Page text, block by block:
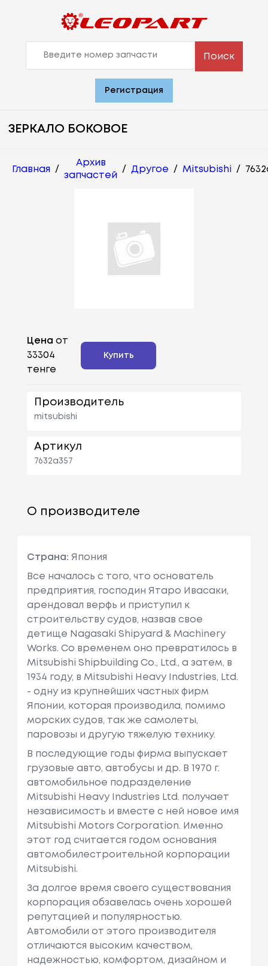
Поиск
Регистрация
ЗЕРКАЛО БОКОВОЕ
Главная /
Архив
запчастей
/ Другое / Mitsubishi /
Цена от
33304
тенге
Купить
Производитель
mitsubishi
Артикул
7632a357
О производителе
Страна: Япония
Все началось с того, что основатель
предприятия, господин Ятаро Ивасаки,
арендовал верфь и приступил к
строительству судов, назвав свое
детище Nagasaki Shipyard & Machinery
Works. Со временем оно превратилось в
Mitsubishi Shipbuilding Co., Ltd., а затем, в
1934 году, в Mitsubishi Heavy Industries, Ltd.
- одну из крупнейших частных фирм
Японии, которая производила, помимо
морских судов, так же самолеты,
паровозы и другую тяжелую технику.
В последующие годы фирма выпускает
грузовые авто, автобусы и др. В 1970 г.
автомобильное подразделение
Mitsubishi Heavy Industries Ltd. получает
независимость и вместе с ней новое имя
Mitsubishi Motors Corporation. Именно
этот год считается годом основания
автомобилестроительной корпорации
Mitsubishi.
За долгое время своего существования
корпорация обзавелась очень хорошей
репутацией и популярностью.
Автомобили от этого производителя
отличаются высоким качеством,
надежностью, комфортом, дизайном и